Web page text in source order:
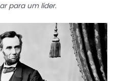
para um líder.